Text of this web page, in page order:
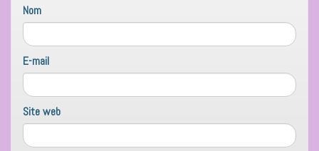
Nom
E-mail
Site web